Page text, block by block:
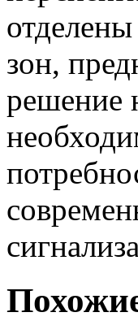
зон,
решение